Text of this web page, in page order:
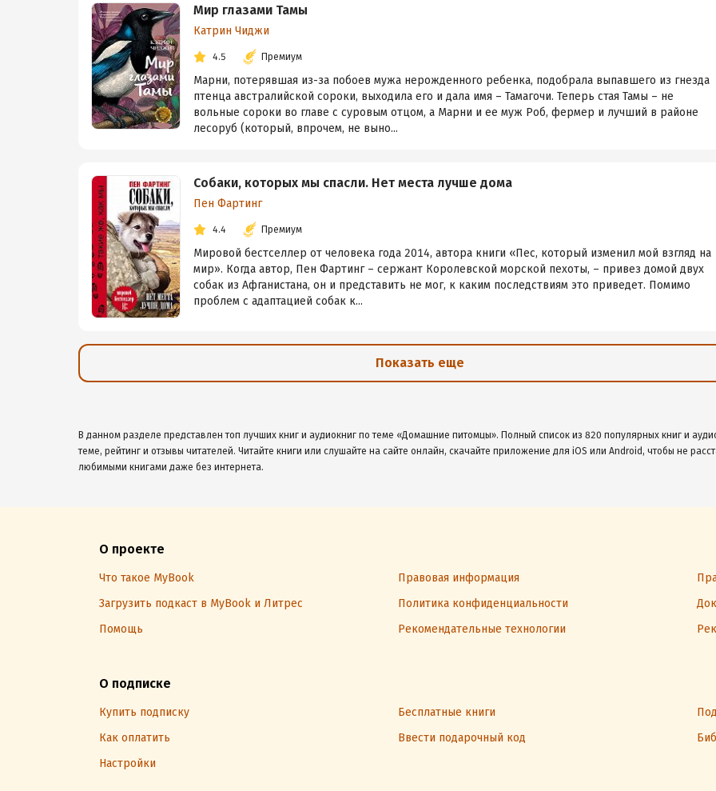
Мир глазами Тамы
Катрин Чиджи
4.5 Премиум
Марни, потерявшая из-за побоев мужа нерожденного ребенка, подобрала выпавшего из гнезда
птенца австралийской сороки, выходила его и дала имя – Тамагочи. Теперь стая Тамы – не
вольные сороки во главе с суровым отцом, а Марни и ее муж Роб, фермер и лучший в районе
лесоруб (который, впрочем, не выно...
Собаки, которых мы спасли. Нет места лучше дома
Пен Фартинг
4.4 Премиум
Мировой бестселлер от человека года 2014, автора книги «Пес, который изменил мой взгляд на
мир». Когда автор, Пен Фартинг – сержант Королевской морской пехоты, – привез домой двух
собак из Афганистана, он и представить не мог, к каким последствиям это приведет. Помимо
проблем с адаптацией собак к...
Показать еще
В данном разделе представлен топ лучших книг и аудиокниг по теме «Домашние питомцы». Полный список из 820 популярных книг и
теме, рейтинг и отзывы читателей. Читайте книги или слушайте на сайте онлайн, скачайте приложение для iOS или Android, чтобы не
любимыми книгами даже без интернета.
О проекте
Что такое MyBook Правовая информация
Загрузить подкаст в MyBook и Литрес
Политика конфиденциальности
Помощь
Рекомендательные технологии
О подписке
Купить подписку Бесплатные книги
Как оплатить
Ввести подарочный код
Настройки